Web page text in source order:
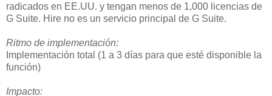
radicados en EE.UU. y tengan menos de 1,000 licencias de
G Suite. Hire no es un servicio principal de G Suite.
Ritmo de implementación:
Implementación total (1 a 3 días para que esté disponible la
función)
Impacto: